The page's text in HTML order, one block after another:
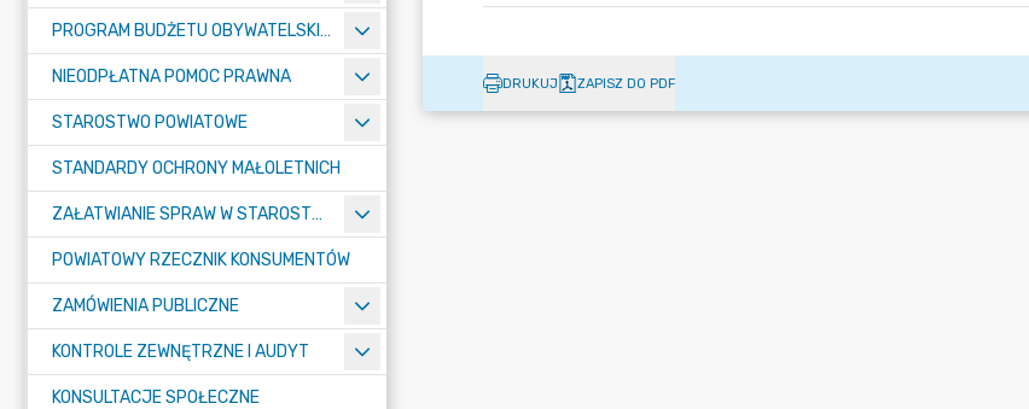
PROGRAM BUDŻETU OBYWATELSKIEGO POWIATU BYDGOSKIEGO
NIEODPŁATNA POMOC PRAWNA
STAROSTWO POWIATOWE
STANDARDY OCHRONY MAŁOLETNICH
ZAŁATWIANIE SPRAW W STAROSTWIE
POWIATOWY RZECZNIK KONSUMENTÓW
ZAMÓWIENIA PUBLICZNE
KONTROLE ZEWNĘTRZNE I AUDYT
KONSULTACJE SPOŁECZNE
DRUKUJ ZAPISZ DO PDF